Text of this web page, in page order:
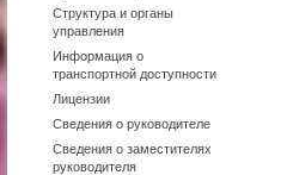
Структура и органы
управления
Информация о
транспортной доступности
Лицензии
Сведения о руководителе
Сведения о заместителях
руководителя